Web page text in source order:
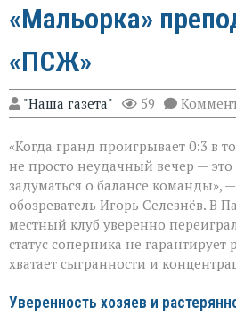
«Мальорка»
«ПСЖ»
"Наша газета" 59
«Когда гранд проигрывает 0:3 в
не просто неудачный вечер — это
задуматься о балансе команды»,
обозреватель Игорь Селезнёв. В
местный клуб уверенно
статус соперника не гарантирует
хватает сыгранности и
Уверенность хозяев и